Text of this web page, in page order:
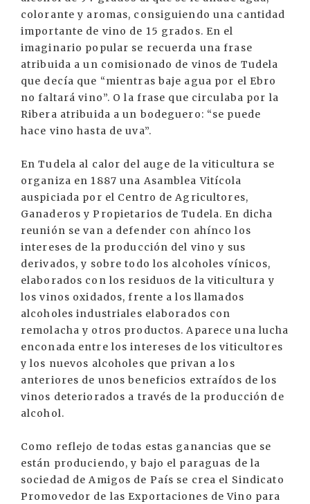
colorante y aromas, consiguiendo una cantidad
importante de vino de 15 grados. En el
imaginario popular se recuerda una frase
atribuida a un comisionado de vinos de Tudela
que decía que “mientras baje agua por el Ebro
no faltará vino”. O la frase que circulaba por la
Ribera atribuida a un bodeguero: “se puede
hace vino hasta de uva”.
En Tudela al calor del auge de la viticultura se
organiza en 1887 una Asamblea Vitícola
auspiciada por el Centro de Agricultores,
Ganaderos y Propietarios de Tudela. En dicha
reunión se van a defender con ahínco los
intereses de la producción del vino y sus
derivados, y sobre todo los alcoholes vínicos,
elaborados con los residuos de la viticultura y
los vinos oxidados, frente a los llamados
alcoholes industriales elaborados con
remolacha y otros productos. Aparece una lucha
enconada entre los intereses de los viticultores
y los nuevos alcoholes que privan a los
anteriores de unos beneficios extraídos de los
vinos deteriorados a través de la producción de
alcohol.
Como reflejo de todas estas ganancias que se
están produciendo, y bajo el paraguas de la
sociedad de Amigos de País se crea el Sindicato
Promovedor de las Exportaciones de Vino para